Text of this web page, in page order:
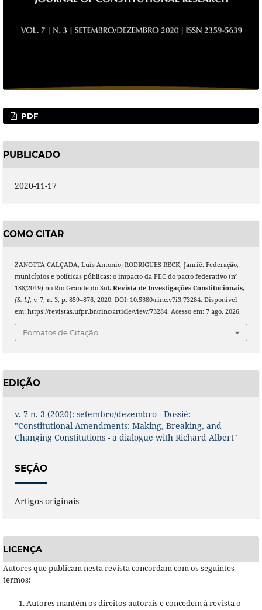
PDF
PUBLICADO
2020-11-17
COMO CITAR
ZANOTTA CALÇADA, Luís Antonio; RODRIGUES RECK, Janriê. Federação,
municípios e políticas públicas: o impacto da PEC do pacto federativo (nº
188/2019) no Rio Grande do Sul. Revista de Investigações Constitucionais,
[S. l.], v. 7, n. 3, p. 859–876, 2020. DOI: 10.5380/rinc.v7i3.73284. Disponível
em: https://revistas.ufpr.br/rinc/article/view/73284. Acesso em: 7 ago. 2026.
Fomatos de Citação
EDIÇÃO
v. 7 n. 3 (2020): setembro/dezembro - Dossiê:
"Constitutional Amendments: Making, Breaking, and
Changing Constitutions - a dialogue with Richard Albert"
SEÇÃO
Artigos originais
LICENÇA
Autores que publicam nesta revista concordam com os seguintes
termos:
Autores mantém os direitos autorais e concedem à revista o